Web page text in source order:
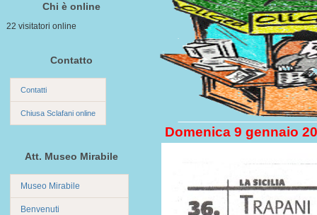
Chi è online
22 visitatori online
Contatto
Contatti
Chiusa Sclafani online
Att. Museo Mirabile
Museo Mirabile
Benvenuti
Domenica 9 gennaio